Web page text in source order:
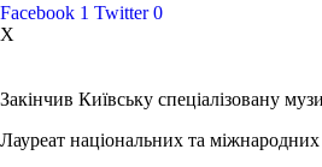
Facebook 1 Twitter 0
X
Закінчив Київську спеціалізовану
Лауреат національних та